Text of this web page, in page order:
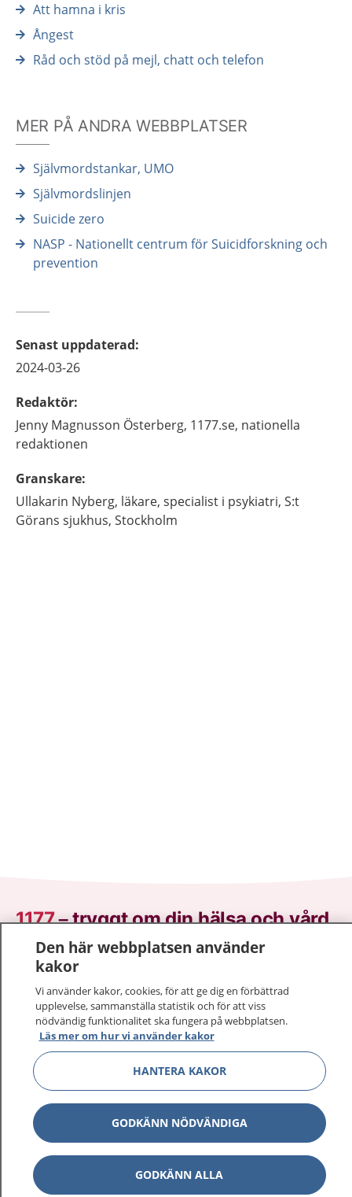
Att hamna i kris
Ångest
Råd och stöd på mejl, chatt och telefon
MER PÅ ANDRA WEBBPLATSER
Självmordstankar, UMO
Självmordslinjen
Suicide zero
NASP - Nationellt centrum för Suicidforskning och
prevention
Senast uppdaterad:
2024-03-26
Redaktör:
Jenny Magnusson Österberg, 1177.se, nationella
redaktionen
Granskare:
Ullakarin Nyberg, läkare, specialist i psykiatri, S:t
Görans sjukhus, Stockholm
1177–tryggt om din hälsa och vård
På 1177.se får du råd om hälsa och information om
sjukdomar och vilka mottagningar du kan kontakta.
Logga in för att läsa din journal och göra dina
vårdärenden. Ring telefonnummer 1177 för
sjukvårdsrådgivning dygnet runt.
1177 ger dig råd när du vill må bättre.
1177 på flera språk
Visa
Den här webbplatsen använder
kakor
Vi använder kakor, cookies, för att ge dig en förbättrad
upplevelse, sammanställa statistik och för att viss
nödvändig funktionalitet ska fungera på webbplatsen.
Läs mer om hur vi använder kakor
HANTERA KAKOR
GODKÄNN NÖDVÄNDIGA
GODKÄNN ALLA